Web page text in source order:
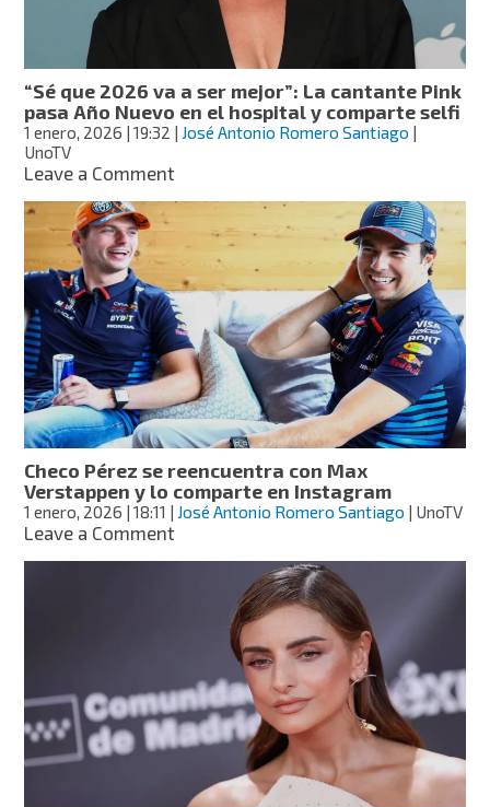
revela
lesión
“Sé que 2026 va a ser mejor”: La cantante Pink
pasa Año Nuevo en el hospital y comparte selfi
1 enero, 2026 | 19:32 | José Antonio Romero Santiago |
UnoTV
Leave a Commenton
2026
va
a
ser
mejor”:
La
cantante
Pink
pasa
Año
Nuevo
en
el
hospital
comparte
Checo Pérez se reencuentra con Max
Verstappen y lo comparte en Instagram
1 enero, 2026 | 18:11 José Antonio Romero Santiago | UnoTV
Leave a Commenton
reencuentra
Verstappen
y
lo
comparte
Instagram